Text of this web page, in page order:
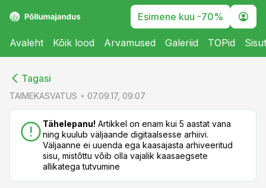
Esimene kuu -70%
Avaleht Kõik lood Arvamused Galeriid TOPid
Tagasi
TAIMEKASVATUS 07.09.17, 09:07
Tähelepanu! Artikkel on enam kui 5 aastat vana
ning kuulub väljaande digitaalsesse arhiivi.
Väljaanne ei uuenda ega kaasajasta arhiveeritud
sisu, mistõttu võib olla vajalik kaasaegsete
allikatega tutvumine